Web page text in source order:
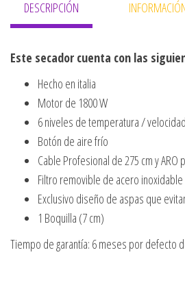
DESCRIPCIÓN
Este secador cuenta con las
Hecho en italia
Motor de 1800 W
6 niveles de temperatura / velocidad
Botón de aire frío
Cable Profesional de 275 cm y ARO
Filtro removible de acero inoxidable
Exclusivo diseño de aspas que
1 Boquilla (7 cm)
Tiempo de garantía: 6 meses por defecto